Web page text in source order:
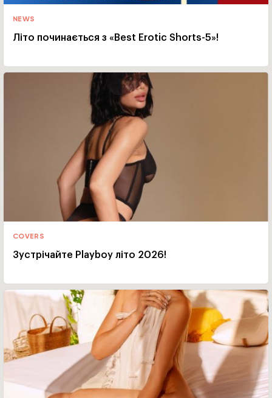
NEWS
Літо починається з «Best Erotic Shorts-5»!
COVERS
Зустрічайте Playboy літо 2026!